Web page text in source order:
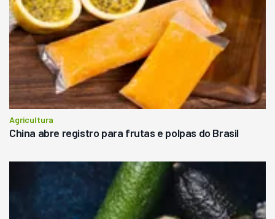
Agricultura
China abre registro para frutas e polpas do Brasil